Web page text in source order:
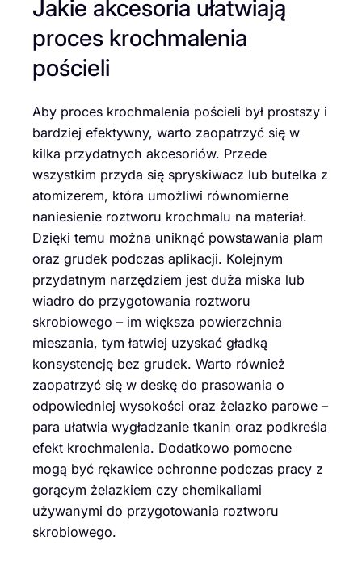
Jakie akcesoria ułatwiają
proces krochmalenia
pościeli
Aby proces krochmalenia pościeli był prostszy i
bardziej efektywny, warto zaopatrzyć się w
kilka przydatnych akcesoriów. Przede
wszystkim przyda się spryskiwacz lub butelka z
atomizerem, która umożliwi równomierne
naniesienie roztworu krochmalu na materiał.
Dzięki temu można uniknąć powstawania plam
oraz grudek podczas aplikacji. Kolejnym
przydatnym narzędziem jest duża miska lub
wiadro do przygotowania roztworu
skrobiowego – im większa powierzchnia
mieszania, tym łatwiej uzyskać gładką
konsystencję bez grudek. Warto również
zaopatrzyć się w deskę do prasowania o
odpowiedniej wysokości oraz żelazko parowe –
para ułatwia wygładzanie tkanin oraz podkreśla
efekt krochmalenia. Dodatkowo pomocne
mogą być rękawice ochronne podczas pracy z
gorącym żelazkiem czy chemikaliami
używanymi do przygotowania roztworu
skrobiowego.